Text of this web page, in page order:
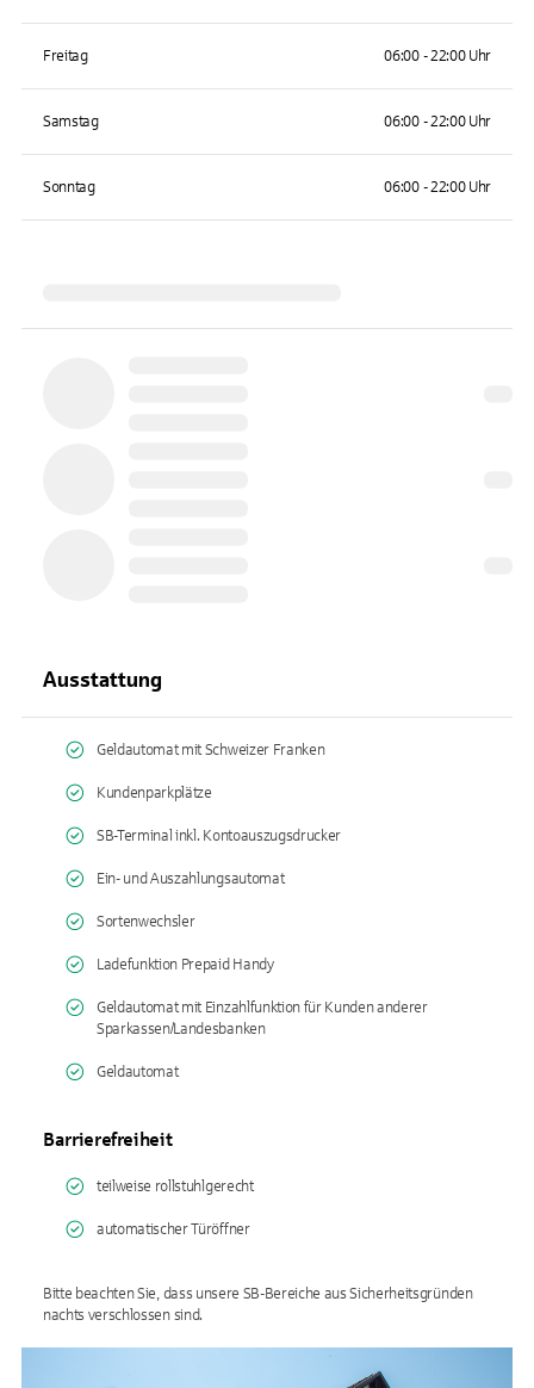
Freitag 06:00 - 22:00 Uhr
Samstag 06:00 - 22:00 Uhr
Sonntag 06:00 - 22:00 Uhr
Ausstattung
Geldautomat mit Schweizer Franken
Kundenparkplätze
SB-Terminal inkl. Kontoauszugsdrucker
Ein- und Auszahlungsautomat
Sortenwechsler
Ladefunktion Prepaid Handy
Geldautomat mit Einzahlfunktion für Kunden anderer
Sparkassen/Landesbanken
Geldautomat
Barrierefreiheit
teilweise rollstuhlgerecht
automatischer Türöffner
Bitte beachten Sie, dass unsere SB-Bereiche aus Sicherheitsgründen
nachts verschlossen sind.